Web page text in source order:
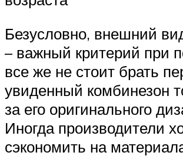
Безусловно, внешний
– важный критерий при
все же не стоит брать
увиденный комбинезон
за его оригинального
Иногда производители
сэкономить на